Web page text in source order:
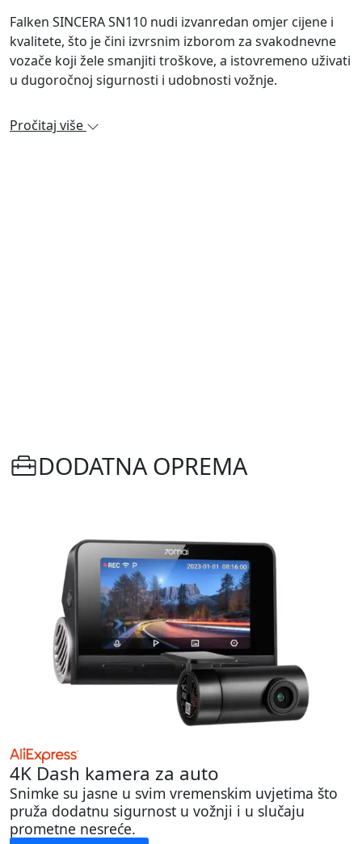
Falken SINCERA SN110 nudi izvanredan omjer cijene i
kvalitete, što je čini izvrsnim izborom za svakodnevne
vozače koji žele smanjiti troškove, a istovremeno uživati
u dugoročnoj sigurnosti i udobnosti vožnje.
Pročitaj više
DODATNA OPREMA
4K Dash kamera za auto
Snimke su jasne u svim vremenskim uvjetima što
pruža dodatnu sigurnost u vožnji i u slučaju
prometne nesreće.